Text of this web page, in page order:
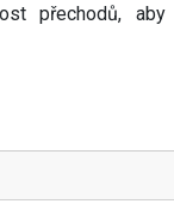
přechodů,